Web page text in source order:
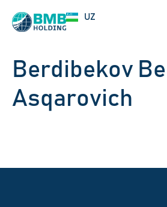
UZ
RU
Berdibekov
Asqarovich